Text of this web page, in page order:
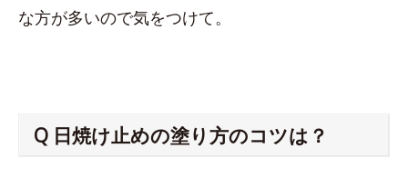
な方が多いので気をつけて。
Q 日焼け止めの塗り方のコツは？